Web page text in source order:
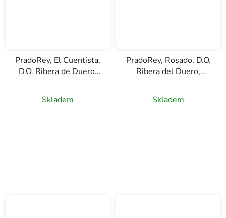
PradoRey, El Cuentista,
D.O. Ribera de Duero,
Skladem
PradoRey, Rosado, D.O.
Ribera del Duero,
Skladem